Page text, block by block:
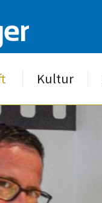
Kultur